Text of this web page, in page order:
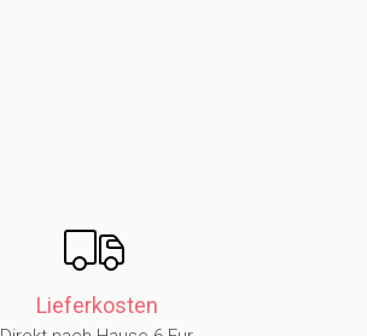
Lieferkosten